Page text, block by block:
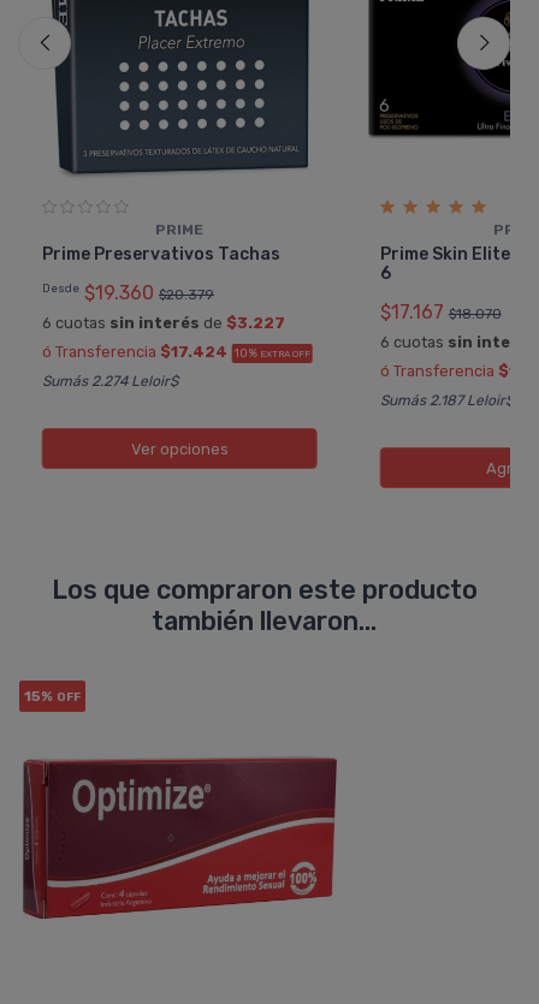
PRIME
Prime Preservativos Tachas
Desde $19.360 $20.379
6 cuotas sin interés de $3.227
ó Transferencia $17.424 10% EXTRA OFF
Sumás 2.274 Leloir$
Ver opciones
Prime Skin Elite
6
$17.167 $18.070
6 cuotas sin interés
ó Transferencia
Sumás 2.187 Leloir$
Los que compraron este producto
también llevaron...
15% OFF